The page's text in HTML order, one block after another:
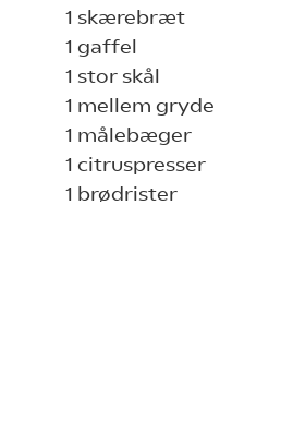
1 skærebræt
1 gaffel
1 stor skål
1 mellem gryde
1 målebæger
1 citruspresser
1 brødrister